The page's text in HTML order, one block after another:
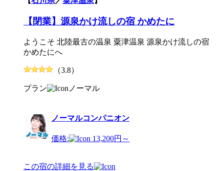
【閉業】源泉かけ流しの宿 かめたに
ようこそ 北陸最古の温泉 粟津温泉 源泉かけ流しの宿
かめたにへ
（3.8）
プラン ノーマル
ノーマルコンパニオン
価格: 13,200円～
この宿の詳細を見る